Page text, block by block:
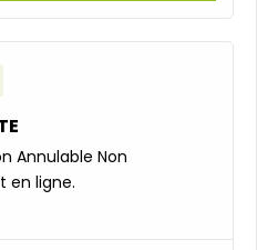
Annulable Non
en ligne.